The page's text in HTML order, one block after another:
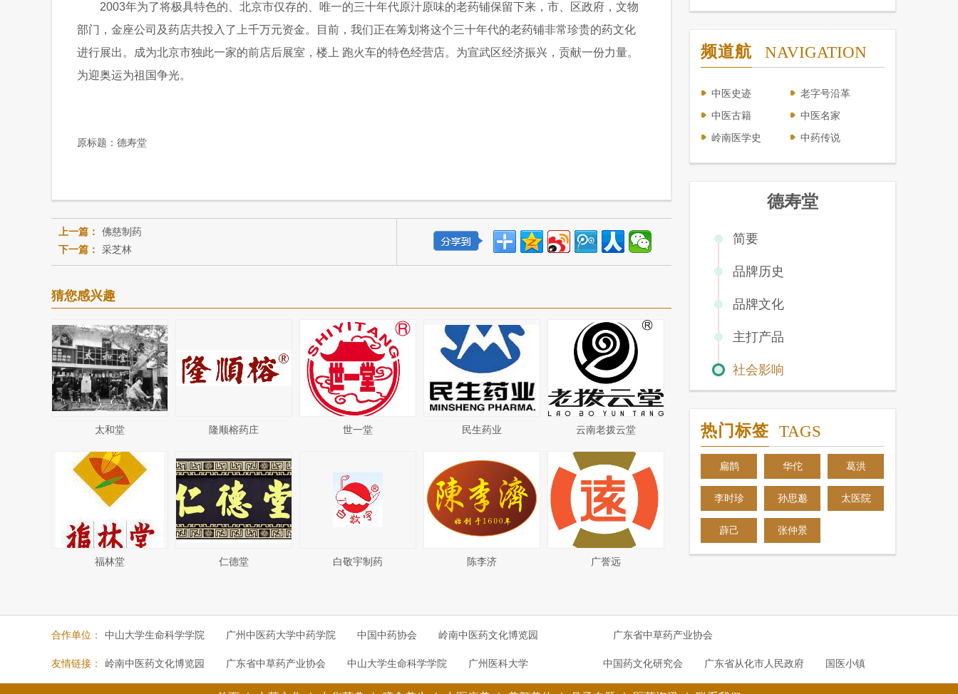
2003年为了将极具特色的、北京市仅存的、唯一的三十年代原汁原味的老药铺保留下来，市、区政府，文物
部门，金座公司及药店共投入了上千万元资金。目前，我们正在筹划将这个三十年代的老药铺非常珍贵的药文化
进行展出。成为北京市独此一家的前店后展室，楼上 跑火车的特色经营店。为宣武区经济振兴，贡献一份力量。
为迎奥运为祖国争光。
原标题： 德寿堂
上一篇：
佛慈制药
下一篇：
采芝林
猜您感兴趣
太和堂 隆顺榕药庄 世一堂 民生药业 云南老拨云堂
福林堂 仁德堂 白敬宇制药 陈李济 广誉远
频道航 NAVIGATION
中医史迹
老字号沿革
中医古籍
中医名家
岭南医学史
中药传说
德寿堂
简要
品牌历史
品牌文化
主打产品
社会影响
热门标签 TAGS
扁鹊 华佗 葛洪
李时珍 孙思邈 太医院
薜己 张仲景
合作单位： 中山大学生命科学学院 广州中医药大学中药学院 中国中药协会 岭南中医药文化博览园 广东省中草药产业协会
友情链接： 岭南中医药文化博览园 广东省中草药产业协会 中山大学生命科学学院 广州医科大学 中国药文化研究会 广东省从化市人民政府 国医小镇